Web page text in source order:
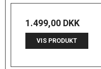
1.499,00 DKK
VIS PRODUKT